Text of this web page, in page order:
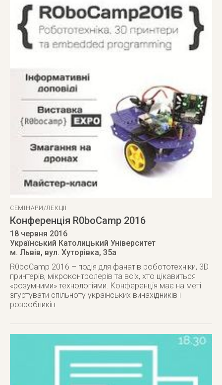
СЕМІНАРИ/ЛЕКЦІЇ
Конференція R0boCamp 2016
18 червня 2016
Український Католицький Університет
м. Львів, вул. Хуторівка, 35а
R0boCamp 2016 – подія для фанатів робототехніки, 3D
принтерів, мікроконтролерів та всіх, хто цікавиться
«розумними» технологіями. Конференція має на меті
згуртувати спільноту українських винахідників і
розробників